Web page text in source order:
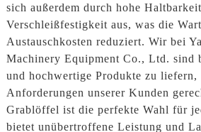
sich außerdem durch hohe
Verschleißfestigkeit aus, was die
Austauschkosten reduziert. Wir bei
Machinery Equipment Co., Ltd. sind
und hochwertige Produkte zu liefern,
Anforderungen unserer Kunden
Grablöffel ist die perfekte Wahl für
bietet unübertroffene Leistung und